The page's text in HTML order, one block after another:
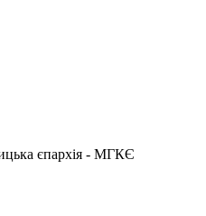
єпархія - МГКЄ